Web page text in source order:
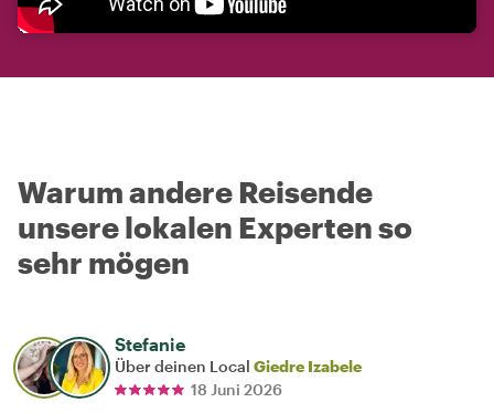
Warum andere Reisende
unsere lokalen Experten so
sehr mögen
Stefanie
Über deinen Local Giedre Izabele
18 Juni 2026